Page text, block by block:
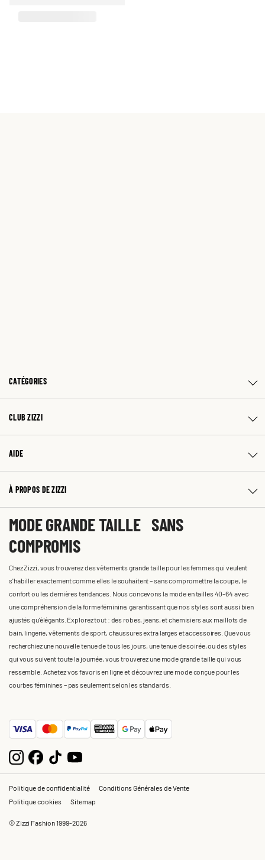
CATÉGORIES
CLUB ZIZZI
AIDE
À PROPOS DE ZIZZI
MODE GRANDE TAILLE SANS
COMPROMIS
Chez Zizzi, vous trouverez des vêtements grande taille pour les femmes qui veulent
s'habiller exactement comme elles le souhaitent – sans compromettre la coupe, le
confort ou les dernières tendances. Nous concevons la mode en tailles 40-64 avec
une compréhension de la forme féminine, garantissant que nos styles sont aussi bien
ajustés qu'élégants. Explorez tout : des robes, jeans, et chemisiers aux maillots de
bain, lingerie, vêtements de sport, chaussures extra larges et accessoires. Que vous
recherchiez une nouvelle tenue de tous les jours, une tenue de soirée, ou des styles
qui vous suivent toute la journée, vous trouverez une mode grande taille qui vous
ressemble. Achetez vos favoris en ligne et découvrez une mode conçue pour les
courbes féminines – pas seulement selon les standards.
Politique de confidentialité
Conditions Générales de Vente
Politique cookies
Sitemap
© Zizzi Fashion 1999-2026